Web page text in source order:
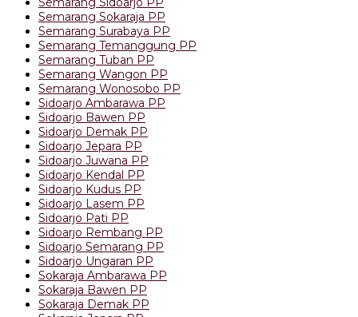
Semarang Sokaraja PP
Semarang Surabaya PP
Semarang Temanggung PP
Semarang Tuban PP
Semarang Wangon PP
Semarang Wonosobo PP
Sidoarjo Ambarawa PP
Sidoarjo Bawen PP
Sidoarjo Demak PP
Sidoarjo Jepara PP
Sidoarjo Juwana PP
Sidoarjo Kendal PP
Sidoarjo Kudus PP
Sidoarjo Lasem PP
Sidoarjo Pati PP
Sidoarjo Rembang PP
Sidoarjo Semarang PP
Sidoarjo Ungaran PP
Sokaraja Ambarawa PP
Sokaraja Bawen PP
Sokaraja Demak PP